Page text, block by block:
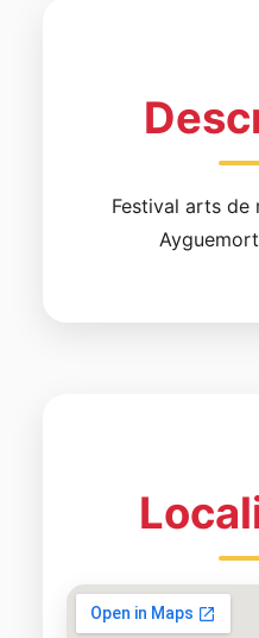
Festival arts de